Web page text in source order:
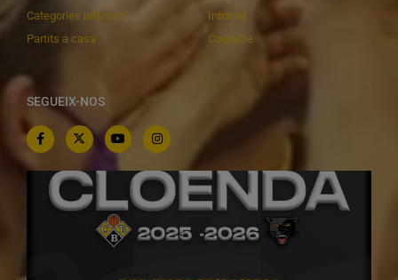
Categories inferiors
Partits a casa
Intranet
Contacte
SEGUEIX-NOS